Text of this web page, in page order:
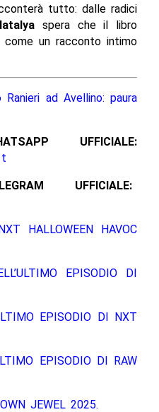
tutto: dalle radici
spera che il libro
un racconto intimo
Ranieri ad Avellino: paura
UFFICIALE:
UFFICIALE:
HALLOWEEN HAVOC
EPISODIO DI
EPISODIO DI NXT
EPISODIO DI RAW
JEWEL 2025.